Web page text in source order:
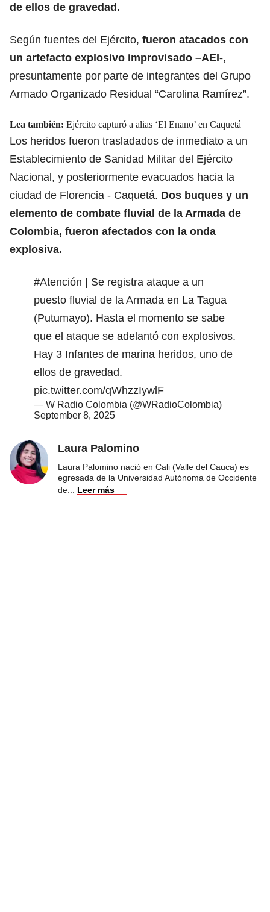
de ellos de gravedad.
Según fuentes del Ejército, fueron atacados con
un artefacto explosivo improvisado –AEI-,
presuntamente por parte de integrantes del Grupo
Armado Organizado Residual “Carolina Ramírez”.
Lea también: Ejército capturó a alias ‘El Enano’ en Caquetá
Los heridos fueron trasladados de inmediato a un
Establecimiento de Sanidad Militar del Ejército
Nacional, y posteriormente evacuados hacia la
ciudad de Florencia - Caquetá. Dos buques y un
elemento de combate fluvial de la Armada de
Colombia, fueron afectados con la onda
explosiva.
#Atención | Se registra ataque a un
puesto fluvial de la Armada en La Tagua
(Putumayo). Hasta el momento se sabe
que el ataque se adelantó con explosivos.
Hay 3 Infantes de marina heridos, uno de
ellos de gravedad.
pic.twitter.com/qWhzzIywlF
— W Radio Colombia (@WRadioColombia)
September 8, 2025
Laura Palomino
Laura Palomino nació en Cali (Valle del Cauca) es
egresada de la Universidad Autónoma de Occidente
de
Leer más